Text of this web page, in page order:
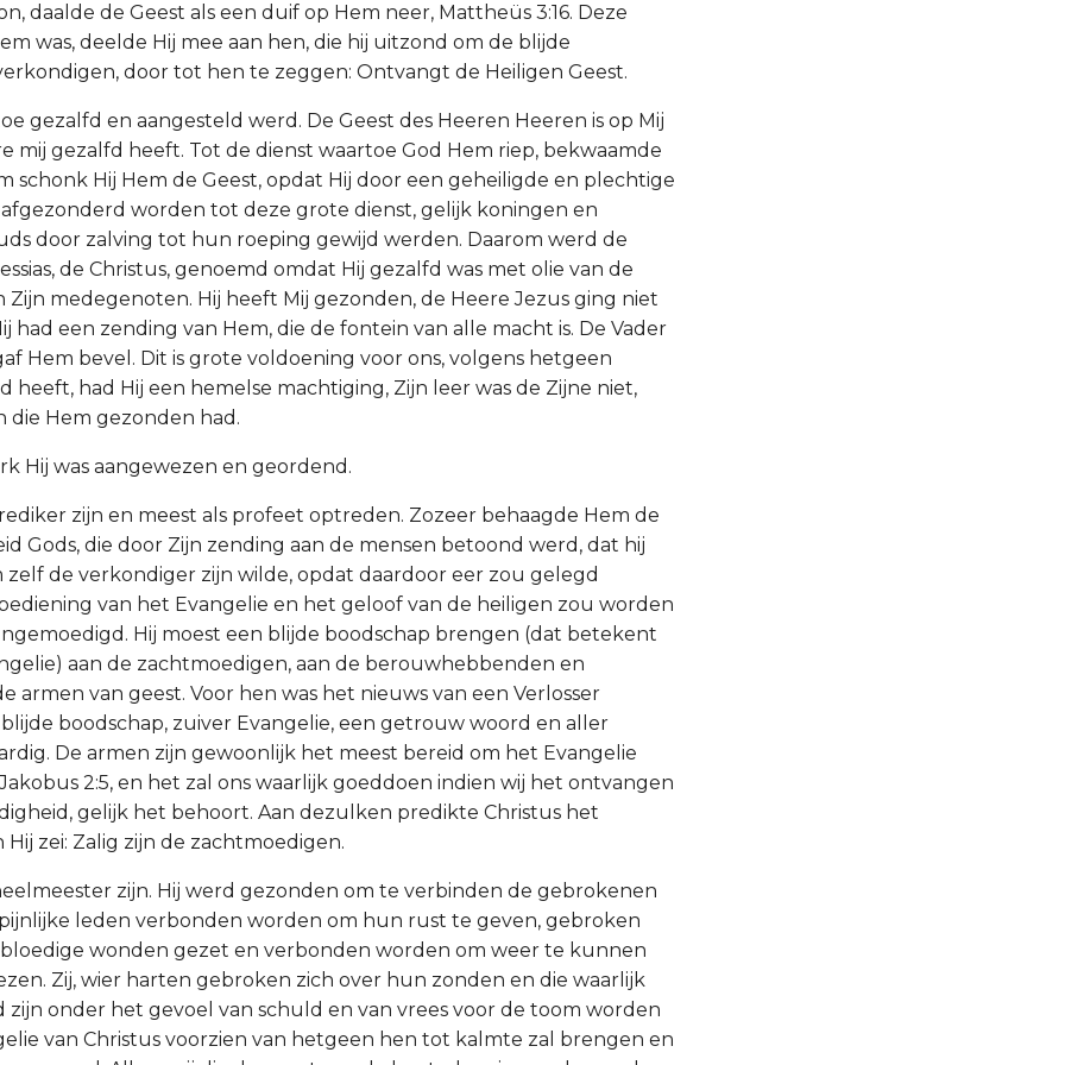
daalde de Geest als een duif op Hem neer, Mattheüs 3:16. Deze
was, deelde Hij mee aan hen, die hij uitzond om de blijde
door tot hen te zeggen: Ontvangt de Heiligen Geest.
gezalfd en aangesteld werd. De Geest des Heeren Heeren is op Mij
mij gezalfd heeft. Tot de dienst waartoe God Hem riep, bekwaamde
schonk Hij Hem de Geest, opdat Hij door een geheiligde en plechtige
worden tot deze grote dienst, gelijk koningen en
door zalving tot hun roeping gewijd werden. Daarom werd de
de Christus, genoemd omdat Hij gezalfd was met olie van de
medegenoten. Hij heeft Mij gezonden, de Heere Jezus ging niet
had een zending van Hem, die de fontein van alle macht is. De Vader
Hem bevel. Dit is grote voldoening voor ons, volgens hetgeen
heeft, had Hij een hemelse machtiging, Zijn leer was de Zijne niet,
die Hem gezonden had.
Hij was aangewezen en geordend.
zijn en meest als profeet optreden. Zozeer behaagde Hem de
Gods, die door Zijn zending aan de mensen betoond werd, dat hij
zelf de verkondiger zijn wilde, opdat daardoor eer zou gelegd
van het Evangelie en het geloof van de heiligen zou worden
Hij moest een blijde boodschap brengen (dat betekent
aan de zachtmoedigen, aan de berouwhebbenden en
armen van geest. Voor hen was het nieuws van een Verlosser
boodschap, zuiver Evangelie, een getrouw woord en aller
De armen zijn gewoonlijk het meest bereid om het Evangelie
2:5, en het zal ons waarlijk goeddoen indien wij het ontvangen
gelijk het behoort. Aan dezulken predikte Christus het
Hij zei: Zalig zijn de zachtmoedigen.
zijn. Hij werd gezonden om te verbinden de gebrokenen
leden verbonden worden om hun rust te geven, gebroken
wonden gezet en verbonden worden om weer te kunnen
Zij, wier harten gebroken zich over hun zonden en die waarlijk
zijn onder het gevoel van schuld en van vrees voor de toom worden
van Christus voorzien van hetgeen hen tot kalmte zal brengen en